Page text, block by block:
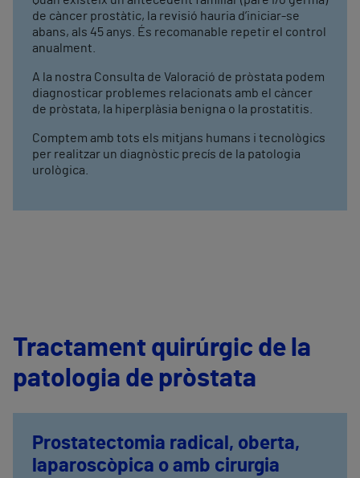
de càncer prostàtic, la revisió hauria d’iniciar-se
abans, als 45 anys. És recomanable repetir el control
anualment.
A la nostra Consulta de Valoració de pròstata podem
diagnosticar problemes relacionats amb el càncer
de pròstata, la hiperplàsia benigna o la prostatitis.
Comptem amb tots els mitjans humans i tecnològics
per realitzar un diagnòstic precís de la patologia
urològica.
Tractament quirúrgic de la
patologia de pròstata
Prostatectomia radical, oberta,
laparoscòpica o amb cirurgia